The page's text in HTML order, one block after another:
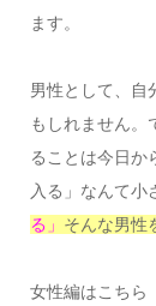
ます。
男性として、自
もしれません。
ることは今日か
入る」なんて小
る」 そんな男性
女性編はこちら